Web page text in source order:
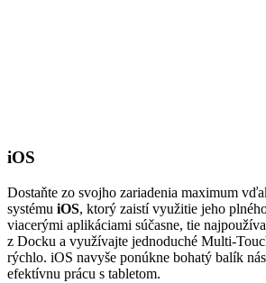
iOS
Dostaňte zo svojho zariadenia maximum
systému iOS, ktorý zaistí využitie jeho
viacerými aplikáciami súčasne, tie
z Docku a využívajte jednoduché Multi-
rýchlo. iOS navyše ponúkne bohatý balík
efektívnu prácu s tabletom.